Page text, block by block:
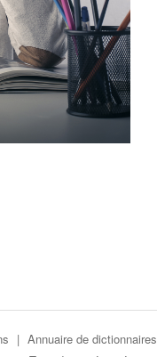
| Annuaire de dictionnaires